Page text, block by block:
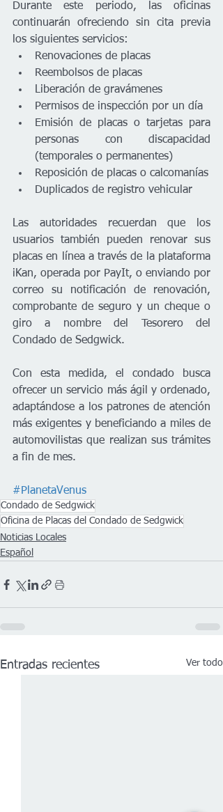
Durante este periodo, las oficinas
continuarán ofreciendo sin cita previa
los siguientes servicios:
Renovaciones de placas
Reembolsos de placas
Liberación de gravámenes
Permisos de inspección por un día
Emisión de placas o tarjetas para
personas con discapacidad
(temporales o permanentes)
Reposición de placas o calcomanías
Duplicados de registro vehicular
Las autoridades recuerdan que los
usuarios también pueden renovar sus
placas en línea a través de la plataforma
iKan, operada por PayIt, o enviando por
correo su notificación de renovación,
comprobante de seguro y un cheque o
giro a nombre del Tesorero del
Condado de Sedgwick.
Con esta medida, el condado busca
ofrecer un servicio más ágil y ordenado,
adaptándose a los patrones de atención
más exigentes y beneficiando a miles de
automovilistas que realizan sus trámites
a fin de mes.
#PlanetaVenus
Condado de Sedgwick
Oficina de Placas del Condado de Sedgwick
Noticias Locales
Español
Entradas recientes Ver todo